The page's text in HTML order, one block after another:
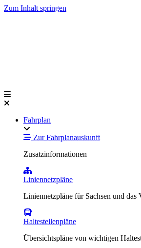
Zum Inhalt springen
Fahrplan
Zur Fahrplanauskunft
Zusatzinformationen
Liniennetzpläne
Liniennetzpläne für Sachsen und das
Haltestellenpläne
Übersichtspläne von wichtigen